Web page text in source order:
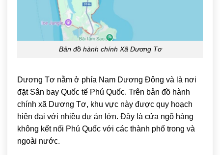
Bản đồ hành chính Xã Dương Tơ
Dương Tơ nằm ở phía Nam Dương Đông và là nơi
đặt Sân bay Quốc tế Phú Quốc. Trên bản đồ hành
chính xã Dương Tơ, khu vực này được quy hoạch
hiện đại với nhiều dự án lớn. Đây là cửa ngõ hàng
không kết nối Phú Quốc với các thành phố trong và
ngoài nước.